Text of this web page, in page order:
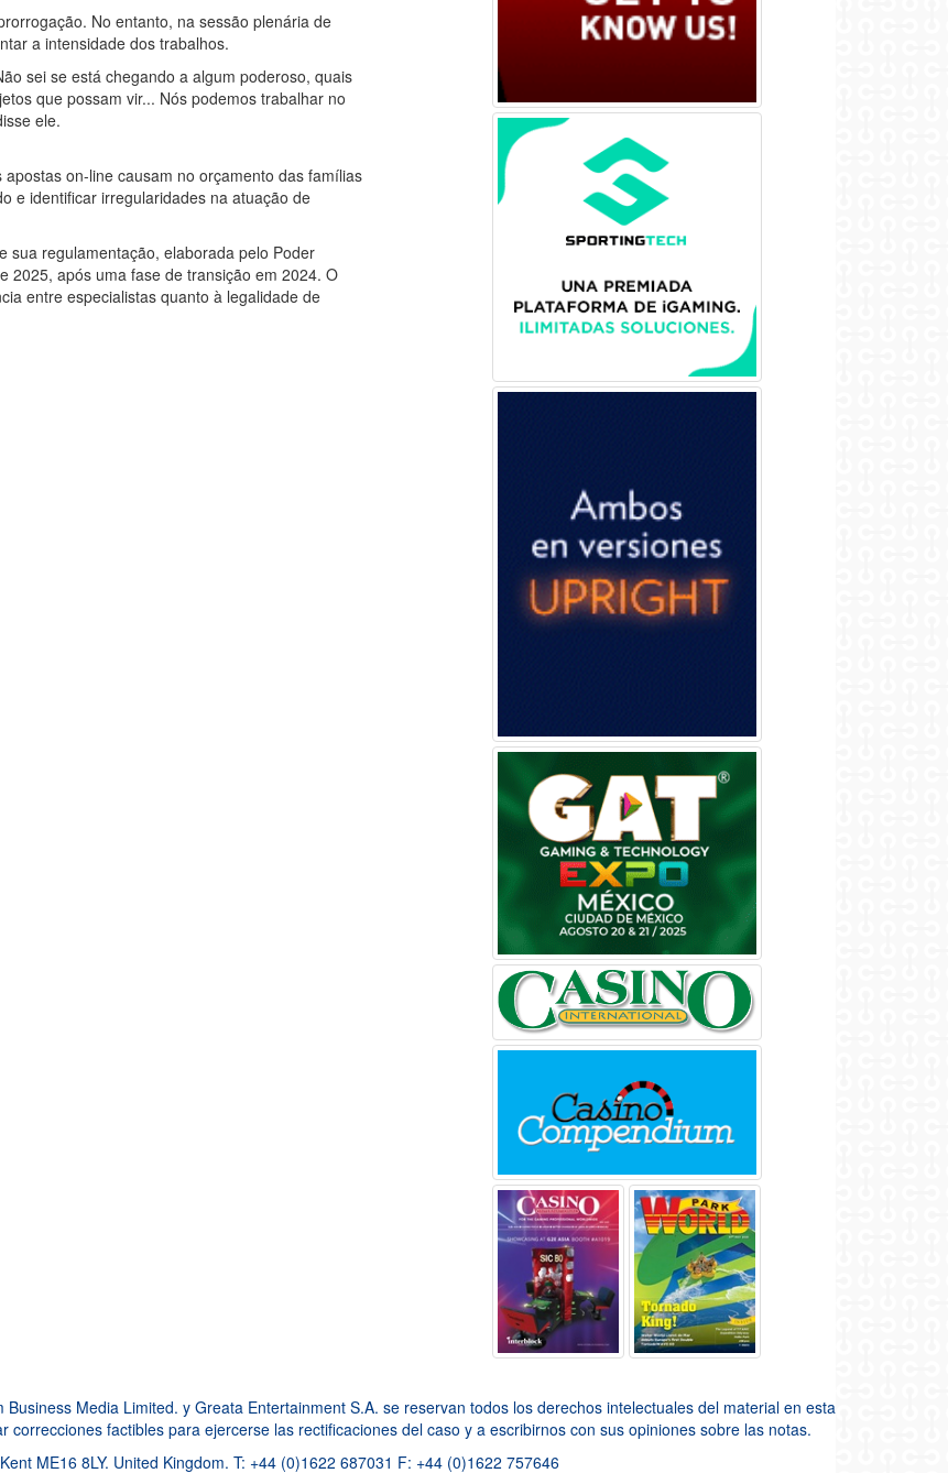
No entanto, na sessão plenária de
a intensidade dos trabalhos.
sei se está chegando a algum poderoso, quais
que possam vir... Nós podemos trabalhar no
ele.
on-line causam no orçamento das famílias
e identificar irregularidades na atuação de
sua regulamentação, elaborada pelo Poder
2025, após uma fase de transição em 2024. O
entre especialistas quanto à legalidade de
Media Limited. y Greata Entertainment S.A. se reservan todos los derechos intelectuales del material en esta
factibles para ejercerse las rectificaciones del caso y a escribirnos con sus opiniones sobre las notas.
ME16 8LY. United Kingdom. T: +44 (0)1622 687031 F: +44 (0)1622 757646